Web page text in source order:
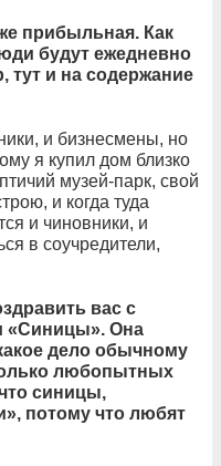
прибыльная. Как
будут ежедневно
тут и на содержание
и бизнесмены, но
я купил дом близко
музей-парк, свой
и когда туда
и чиновники, и
в соучредители,
вас с
«Синицы». Она
дело обычному
любопытных
синицы,
потому что любят